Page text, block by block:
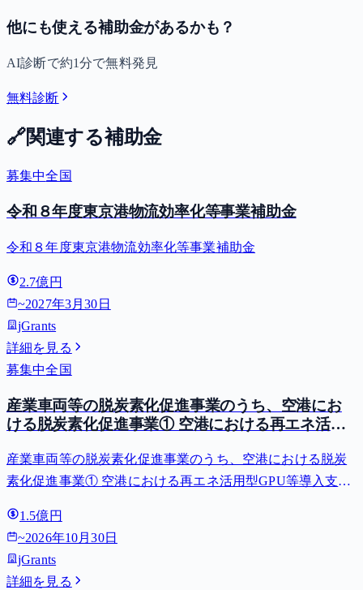
他にも使える補助金があるかも？
AI診断で約1分で無料発見
無料診断
🔗関連する補助金
募集中全国
令和８年度東京港物流効率化等事業補助金
令和８年度東京港物流効率化等事業補助金
2.7億円
~2027年3月30日
jGrants
詳細を見る
募集中全国
産業車両等の脱炭素化促進事業のうち、空港にお
ける脱炭素化促進事業① 空港における再エネ活用
費等補助金）
産業車両等の脱炭素化促進事業のうち、空港における脱炭
素化促進事業① 空港における再エネ活用型GPU等導入支援
1.5億円
~2026年10月30日
jGrants
詳細を見る